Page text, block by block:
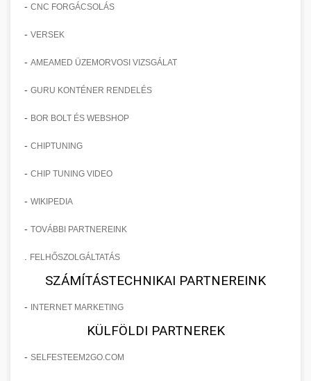
- CNC FORGÁCSOLÁS
- VERSEK
- AMEAMED ÜZEMORVOSI VIZSGÁLAT
- GURU KONTÉNER RENDELÉS
- BOR BOLT ÉS WEBSHOP
- CHIPTUNING
- CHIP TUNING VIDEO
- WIKIPEDIA
- TOVÁBBI PARTNEREINK
FELHŐSZOLGÁLTATÁS
SZÁMÍTÁSTECHNIKAI PARTNEREINK
- INTERNET MARKETING
KÜLFÖLDI PARTNEREK
- SELFESTEEM2GO.COM